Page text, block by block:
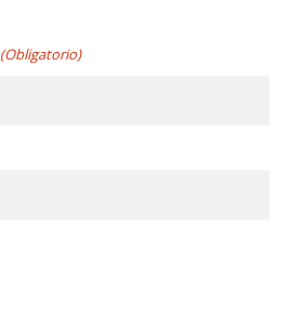
(Obligatorio)